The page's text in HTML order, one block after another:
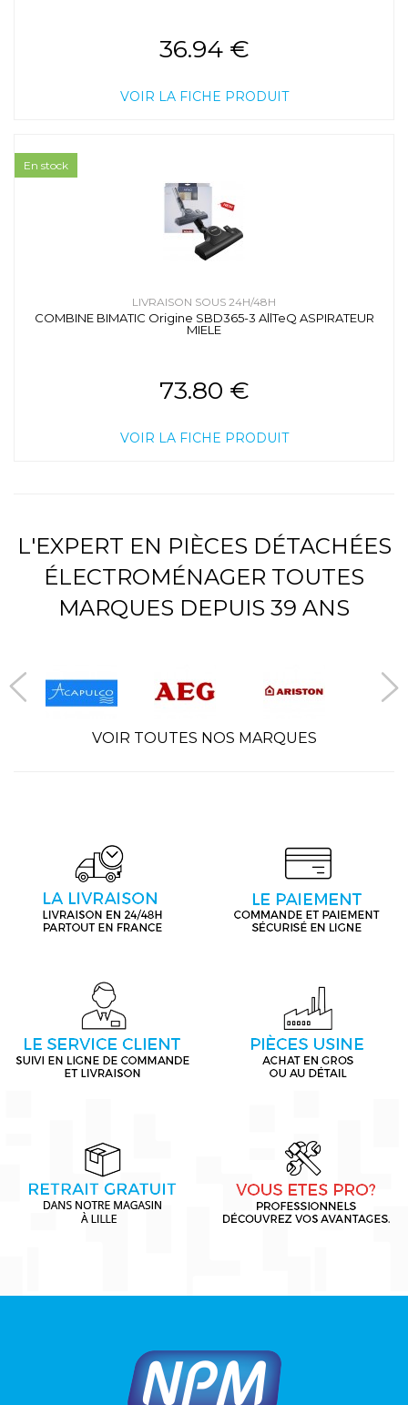
36.94 €
VOIR LA FICHE PRODUIT
LIVRAISON SOUS 24H/48H
COMBINE BIMATIC Origine SBD365-3 AllTeQ ASPIRATEUR
MIELE
73.80 €
VOIR LA FICHE PRODUIT
En stock
L'EXPERT EN PIÈCES DÉTACHÉES
ÉLECTROMÉNAGER TOUTES
MARQUES DEPUIS 39 ANS
VOIR TOUTES NOS MARQUES